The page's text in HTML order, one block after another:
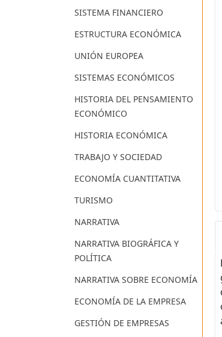
SISTEMA FINANCIERO
ESTRUCTURA ECONÓMICA
UNIÓN EUROPEA
SISTEMAS ECONÓMICOS
HISTORIA DEL PENSAMIENTO
ECONÓMICO
HISTORIA ECONÓMICA
TRABAJO Y SOCIEDAD
ECONOMÍA CUANTITATIVA
TURISMO
NARRATIVA
NARRATIVA BIOGRÁFICA Y
POLÍTICA
NARRATIVA SOBRE ECONOMÍA
ECONOMÍA DE LA EMPRESA
GESTIÓN DE EMPRESAS